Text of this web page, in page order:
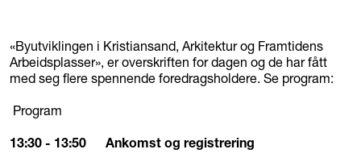
«Byutviklingen i Kristiansand, Arkitektur og Framtidens
Arbeidsplasser», er overskriften for dagen og de har fått
med seg flere spennende foredragsholdere. Se program:
Program
13:30 - 13:50 Ankomst og registrering